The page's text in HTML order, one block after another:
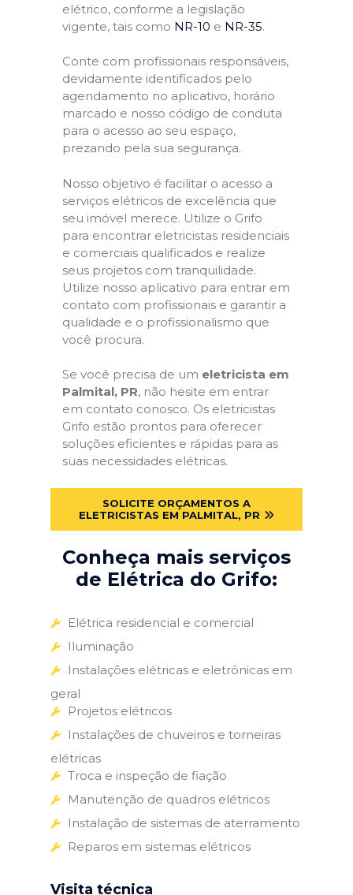
elétrico, conforme a legislação
vigente, tais como NR-10 e NR-35.
Conte com profissionais responsáveis,
devidamente identificados pelo
agendamento no aplicativo, horário
marcado e nosso código de conduta
para o acesso ao seu espaço,
prezando pela sua segurança.
Nosso objetivo é facilitar o acesso a
serviços elétricos de excelência que
seu imóvel merece. Utilize o Grifo
para encontrar eletricistas residenciais
e comerciais qualificados e realize
seus projetos com tranquilidade.
Utilize nosso aplicativo para entrar em
contato com profissionais e garantir a
qualidade e o profissionalismo que
você procura.
Se você precisa de um eletricista em
Palmital, PR, não hesite em entrar
em contato conosco. Os eletricistas
Grifo estão prontos para oferecer
soluções eficientes e rápidas para as
suas necessidades elétricas.
SOLICITE ORÇAMENTOS A
ELETRICISTAS EM PALMITAL, PR
Conheça mais serviços
de Elétrica do Grifo:
Elétrica residencial e comercial
Iluminação
Instalações elétricas e eletrônicas em
geral
Projetos elétricos
Instalações de chuveiros e torneiras
elétricas
Troca e inspeção de fiação
Manutenção de quadros elétricos
Instalação de sistemas de aterramento
Reparos em sistemas elétricos
Visita técnica